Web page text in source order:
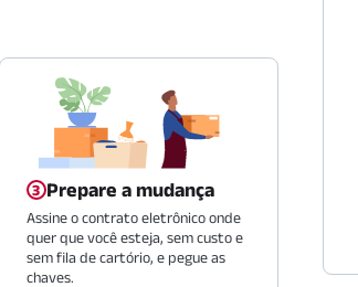
Prepare a mudança
Assine o contrato eletrônico onde
quer que você esteja, sem custo e
sem fila de cartório, e pegue as
chaves.